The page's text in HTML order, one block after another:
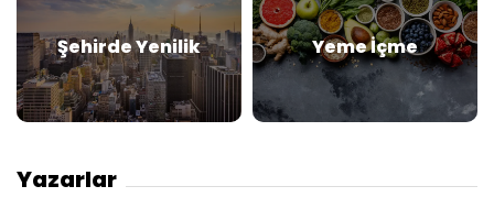
Şehirde Yenilik Yeme İçme
Yazarlar